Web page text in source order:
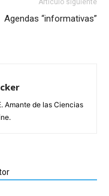
Agendas “informativas”
Amante de las Ciencias